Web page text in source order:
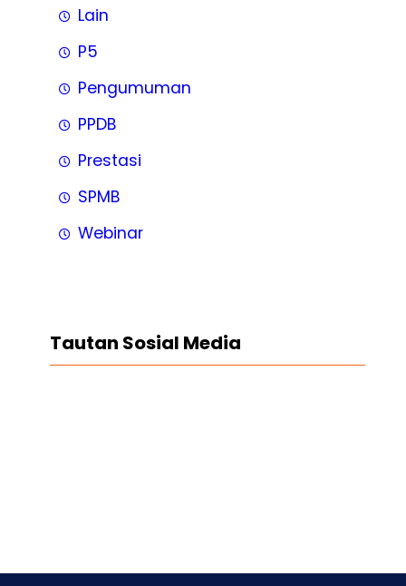
Lain
P5
Pengumuman
PPDB
Prestasi
SPMB
Webinar
Tautan Sosial Media